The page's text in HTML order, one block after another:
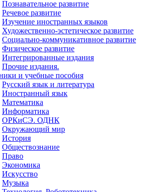
Познавательное развитие
Речевое развитие
Изучение иностранных языков
Художественно-эстетическое развитие
Социально-коммуникативное развитие
Физическое развитие
Интегрированные издания
Прочие издания.
и учебные пособия
Русский язык и литература
Иностранный язык
Математика
Информатика
ОРКиСЭ. ОДНК
Окружающий мир
История
Обществознание
Право
Экономика
Искусство
Музыка